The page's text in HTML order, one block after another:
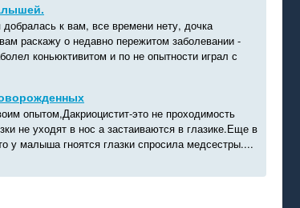
к вам, все времени нету, дочка
раскажу о недавно пережитом заболевании -
коньюктивитом и по не опытности играл с
опытом,Дакриоцистит-это не проходимость
не уходят в нос а застаиваются в глазике.Еще в
у малыша гноятся глазки спросила медсестры....